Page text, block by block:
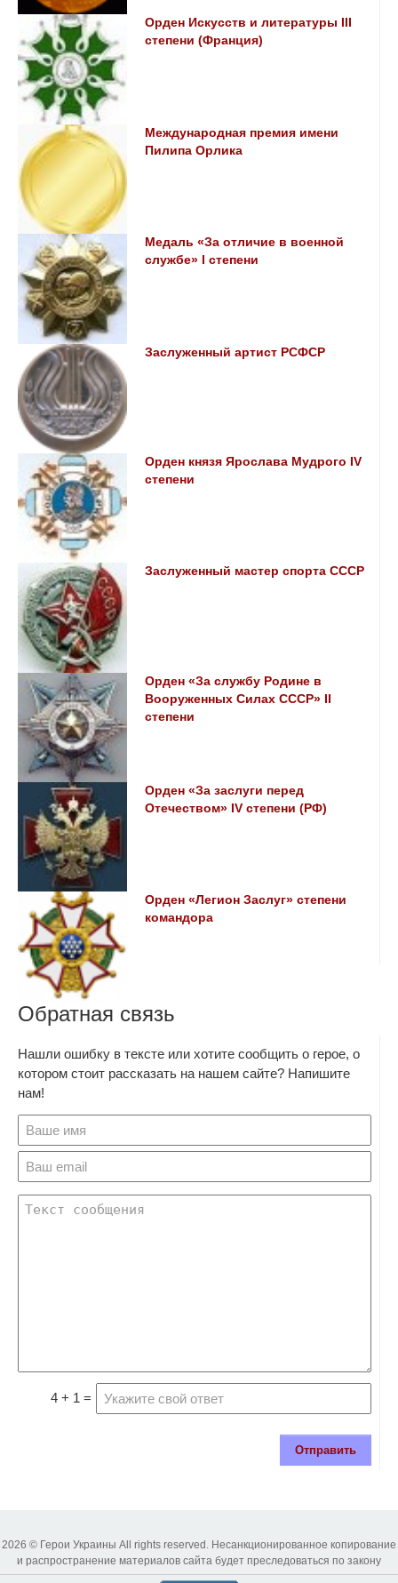
Орден Искусств и литературы IIІ
степени (Франция)
Международная премия имени
Пилипа Орлика
Медаль «За отличие в военной
службе» I степени
Заслуженный артист РСФСР
Орден князя Ярослава Мудрого IV
степени
Заслуженный мастер спорта СССР
Орден «За службу Родине в
Вооруженных Силах СССР» II
степени
Орден «За заслуги перед
Отечеством» IV степени (РФ)
Орден «Легион Заслуг» степени
командора
Обратная связь
Нашли ошибку в тексте или хотите сообщить о герое, о
котором стоит рассказать на нашем сайте? Напишите
нам!
4 + 1 =
Отправить
2026 © Герои Украины All rights reserved. Несанкционированное копирование
и распространение материалов сайта будет преследоваться по закону